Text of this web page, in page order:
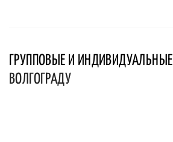
ГРУППОВЫЕ И ИНДИВИДУАЛЬНЫЕ
ВОЛГОГРАДУ